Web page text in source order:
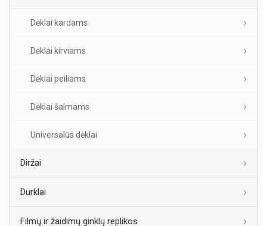
Dėklai kardams
Dėklai kirviams
Dėklai peiliams
Dėklai šalmams
Universalūs dėklai
Diržai
Durklai
Filmų ir žaidimų ginklų replikos